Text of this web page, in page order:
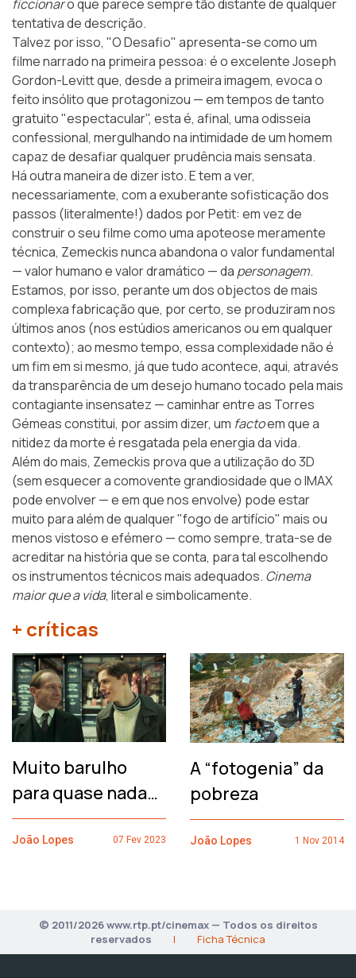
ficcionaro que parece sempre tão distante de qualquer
tentativa de descrição.
Talvez por isso, "O Desafio" apresenta-se como um
filme narrado na primeira pessoa: é o excelente Joseph
Gordon-Levitt que, desde a primeira imagem, evoca o
feito insólito que protagonizou — em tempos de tanto
gratuito "espectacular", esta é, afinal, uma odisseia
confessional, mergulhando na intimidade de um homem
capaz de desafiar qualquer prudência mais sensata.
Há outra maneira de dizer isto. E tem a ver,
necessariamente, com a exuberante sofisticação dos
passos (literalmente!) dados por Petit: em vez de
construir o seu filme como uma apoteose meramente
técnica, Zemeckis nunca abandona o valor fundamental
— valor humano e valor dramático — da personagem.
Estamos, por isso, perante um dos objectos de mais
complexa fabricação que, por certo, se produziram nos
últimos anos (nos estúdios americanos ou em qualquer
contexto); ao mesmo tempo, essa complexidade não é
um fim em si mesmo, já que tudo acontece, aqui, através
da transparência de um desejo humano tocado pela mais
contagiante insensatez — caminhar entre as Torres
Gémeas constitui, por assim dizer, um factoem que a
nitidez da morte é resgatada pela energia da vida.
Além do mais, Zemeckis prova que a utilização do 3D
(sem esquecer a comovente grandiosidade que o IMAX
pode envolver — e em que nos envolve) pode estar
muito para além de qualquer "fogo de artifício" mais ou
menos vistoso e efémero — como sempre, trata-se de
acreditar na história que se conta, para tal escolhendo
os instrumentos técnicos mais adequados. Cinema
maior que a vida, literal e simbolicamente.
+ críticas
Muito barulho
para quase nada…
João Lopes 07 Fev 2023
A “fotogenia” da
pobreza
João Lopes 1 Nov 2014
© 2011/2026 www.rtp.pt/cinemax — Todos os direitos
reservados
| Ficha Técnica